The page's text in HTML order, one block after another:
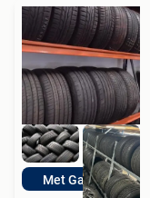
Met Garantie